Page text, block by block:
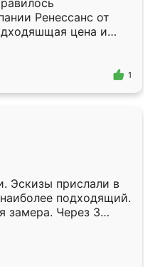
Ренессанс от
цена и
Приехавший
Владислав
самый
1
Эскизы прислали в
подходящий.
замера. Через 3
готова. Остались
Ренессанс
работу!